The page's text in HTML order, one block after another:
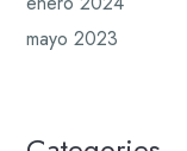
mayo 2023